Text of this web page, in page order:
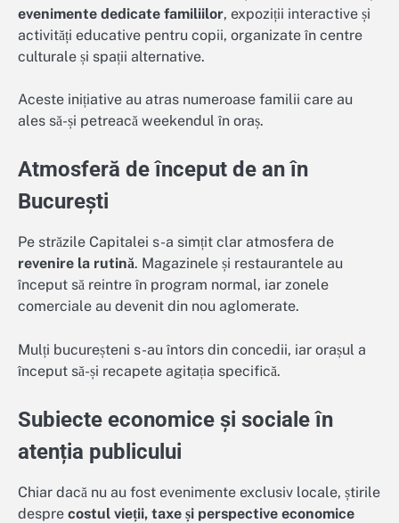
evenimente dedicate familiilor, expoziții interactive și
activități educative pentru copii, organizate în centre
culturale și spații alternative.
Aceste inițiative au atras numeroase familii care au
ales să-și petreacă weekendul în oraș.
Atmosferă de început de an în
București
Pe străzile Capitalei s-a simțit clar atmosfera de
revenire la rutină. Magazinele și restaurantele au
început să reintre în program normal, iar zonele
comerciale au devenit din nou aglomerate.
Mulți bucureșteni s-au întors din concedii, iar orașul a
început să-și recapete agitația specifică.
Subiecte economice și sociale în
atenția publicului
Chiar dacă nu au fost evenimente exclusiv locale, știrile
despre costul vieții, taxe și perspective economice